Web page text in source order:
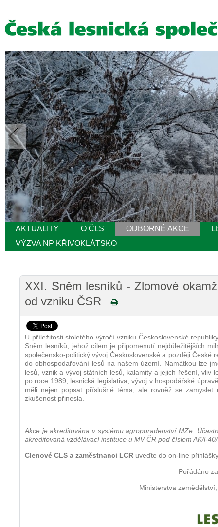
AKTUALITY O ČLS ODBORNÉ AKCE
VÝZVA NP KŘIVOKLÁTSKO
XXI. Sněm lesníků - Zlomové
od vzniku ČSR
U příležitosti stoletého výročí vzniku Československé
Sněm lesníků, jehož cílem je připomenutí nejdůležitějších
společensko-politický vývoj Československé a později
do obhospodařování lesů na našem území. Namátkou lze
lesů, vznik a vývoj státních lesů, kalamity a jejich řešení, vliv
po roce 1989, lesnická legislativa, vývoj v hospodářské
měli nejen popsat příslušné téma, ale rovněž se
zkušenost přinesla.
Akce je akreditována v systému agroporadenství MZe.
akreditovaná vzdělávací instituce u MV ČR pod číslem AK/l-
Členové ČLS a zaměstnanci LČR uveďte do on-line
Pořádáno
Ministerstva